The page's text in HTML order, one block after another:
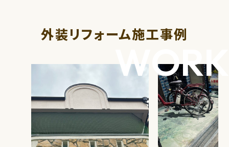
外装リフォーム施工事例